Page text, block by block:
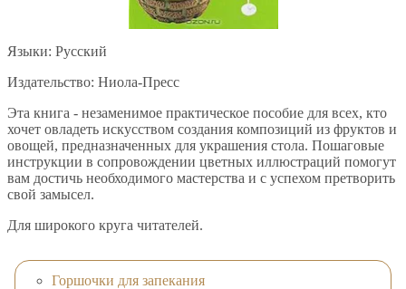
Языки: Русский
Издательство: Ниола-Пресс
Эта книга - незаменимое практическое пособие для всех, кто
хочет овладеть искусством создания композиций из фруктов и
овощей, предназначенных для украшения стола. Пошаговые
инструкции в сопровождении цветных иллюстраций помогут
вам достичь необходимого мастерства и с успехом претворить
свой замысел.
Для широкого круга читателей.
Горшочки для запекания